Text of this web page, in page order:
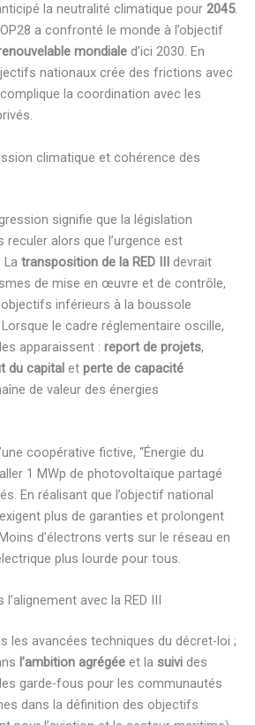
la neutralité climatique pour 2045.
a confronté le monde à l’objectif
mondiale d’ici 2030. En
nationaux crée des frictions avec
la coordination avec les
climatique et cohérence des
signifie que la législation
reculer alors que l’urgence est
La transposition de la RED III devrait
de mise en œuvre et de contrôle,
inférieurs à la boussole
le cadre réglementaire oscille,
apparaissent : report de projets,
du capital et perte de capacité
de valeur des énergies
coopérative fictive, “Énergie du
1 MWp de photovoltaïque partagé
En réalisant que l’objectif national
plus de garanties et prolongent
d’électrons verts sur le réseau en
plus lourde pour tous.
avec la RED III
les avancées techniques du décret-loi ;
l’ambition agrégée et la suivi des
garde-fous pour les communautés
dans la définition des objectifs